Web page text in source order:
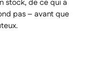
stock, de ce qui a
pas – avant que